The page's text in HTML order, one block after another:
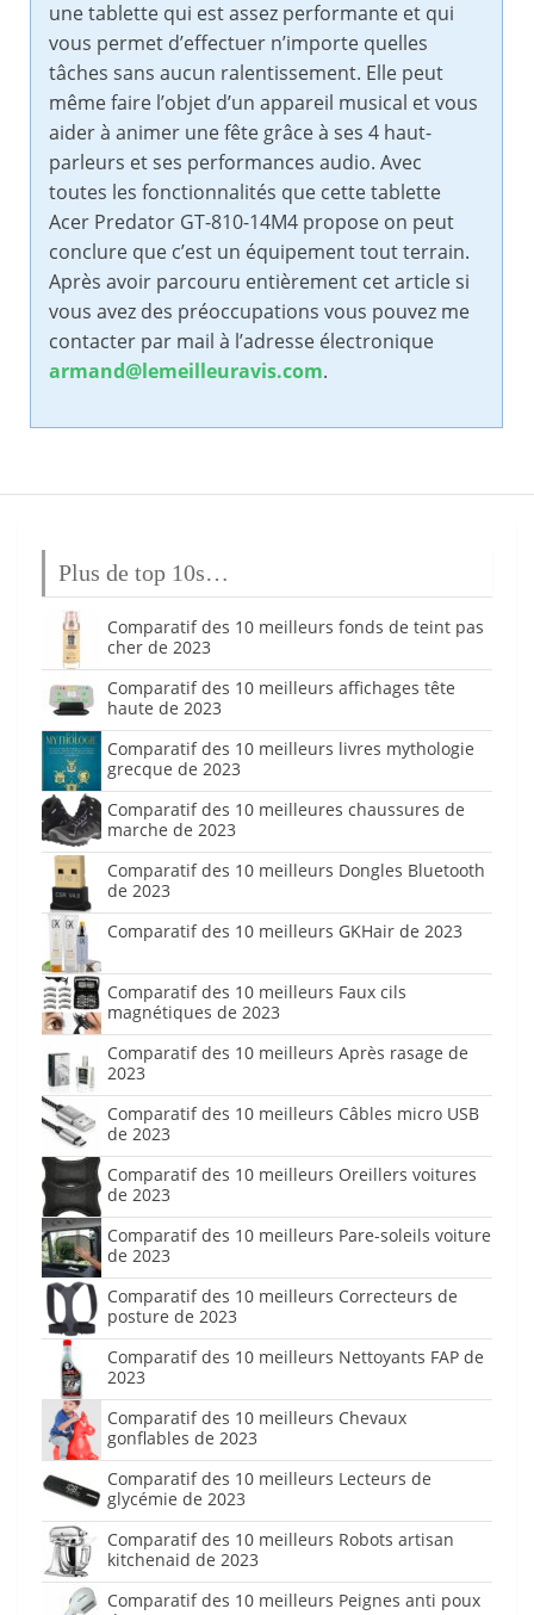
une tablette qui est assez performante et qui
vous permet d’effectuer n’importe quelles
tâches sans aucun ralentissement. Elle peut
même faire l’objet d’un appareil musical et vous
aider à animer une fête grâce à ses 4 haut-
parleurs et ses performances audio. Avec
toutes les fonctionnalités que cette tablette
Acer Predator GT-810-14M4 propose on peut
conclure que c’est un équipement tout terrain.
Après avoir parcouru entièrement cet article si
vous avez des préoccupations vous pouvez me
contacter par mail à l’adresse électronique
armand@lemeilleuravis.com.
Plus de top 10s…
Comparatif des 10 meilleurs fonds de teint pas
cher de 2023
Comparatif des 10 meilleurs affichages tête
haute de 2023
Comparatif des 10 meilleurs livres mythologie
grecque de 2023
Comparatif des 10 meilleures chaussures de
marche de 2023
Comparatif des 10 meilleurs Dongles Bluetooth
de 2023
Comparatif des 10 meilleurs GKHair de 2023
Comparatif des 10 meilleurs Faux cils
magnétiques de 2023
Comparatif des 10 meilleurs Après rasage de
2023
Comparatif des 10 meilleurs Câbles micro USB
de 2023
Comparatif des 10 meilleurs Oreillers voitures
de 2023
Comparatif des 10 meilleurs Pare-soleils voiture
de 2023
Comparatif des 10 meilleurs Correcteurs de
posture de 2023
Comparatif des 10 meilleurs Nettoyants FAP de
2023
Comparatif des 10 meilleurs Chevaux
gonflables de 2023
Comparatif des 10 meilleurs Lecteurs de
glycémie de 2023
Comparatif des 10 meilleurs Robots artisan
kitchenaid de 2023
Comparatif des 10 meilleurs Peignes anti poux